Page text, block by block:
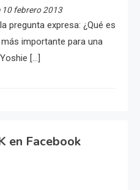
10 febrero 2013
pregunta expresa: ¿Qué es
importante para una
[…]
en Facebook